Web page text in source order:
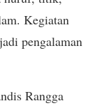
Kegiatan
pengalaman
Rangga